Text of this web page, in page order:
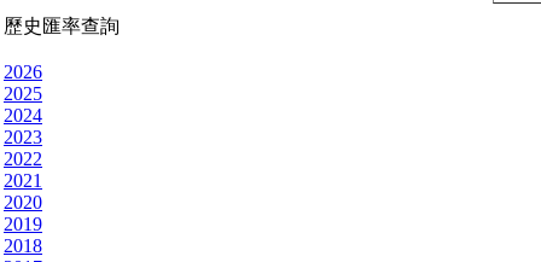
歷史匯率查詢
2026
2025
2024
2023
2022
2021
2020
2019
2018